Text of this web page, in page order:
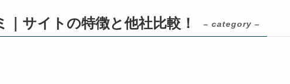
｜サイトの特徴と他社比較！ – category –